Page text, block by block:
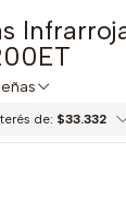
de: $33.332